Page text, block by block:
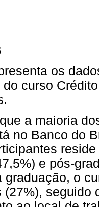
os
curso
a maioria
no Banco do
e pós-
graduação, o
(27%), seguido